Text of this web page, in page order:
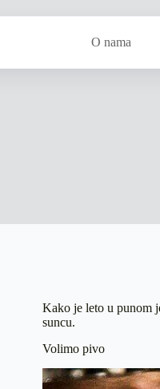
O nama
Kako je leto u punom
suncu.
Volimo pivo